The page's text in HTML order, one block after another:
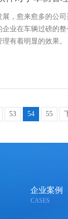
展，愈来愈多的公
企业在车辆过磅的
有着明显的效果。
53 54 55
企业案例
CASES